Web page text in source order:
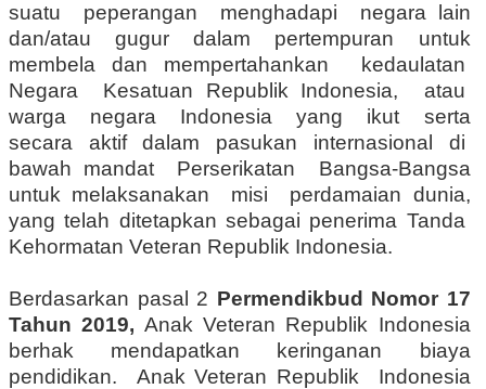
suatu peperangan menghadapi negara lain
dan/atau gugur dalam pertempuran untuk
membela dan mempertahankan kedaulatan
Negara Kesatuan Republik Indonesia, atau
warga negara Indonesia yang ikut serta
secara aktif dalam pasukan internasional di
bawah mandat Perserikatan Bangsa-Bangsa
untuk melaksanakan misi perdamaian dunia,
yang telah ditetapkan sebagai penerima Tanda
Kehormatan Veteran Republik Indonesia.
Berdasarkan pasal 2 Permendikbud Nomor 17
Tahun 2019,Anak Veteran Republik Indonesia
berhak mendapatkan keringanan biaya
pendidikan. Anak Veteran Republik Indonesia